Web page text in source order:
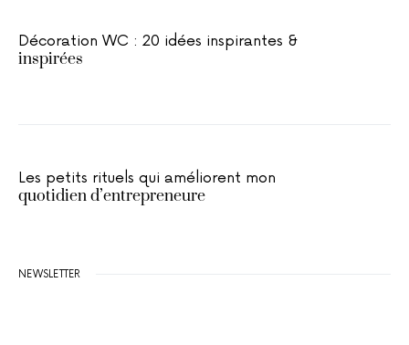
Décoration WC : 20 idées inspirantes &
inspirées
Les petits rituels qui améliorent mon
quotidien d’entrepreneure
NEWSLETTER